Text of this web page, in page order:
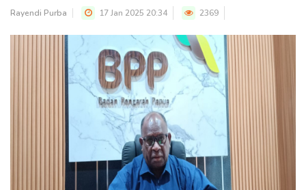
Rayendi Purba 17 Jan 2025 20:34 2369